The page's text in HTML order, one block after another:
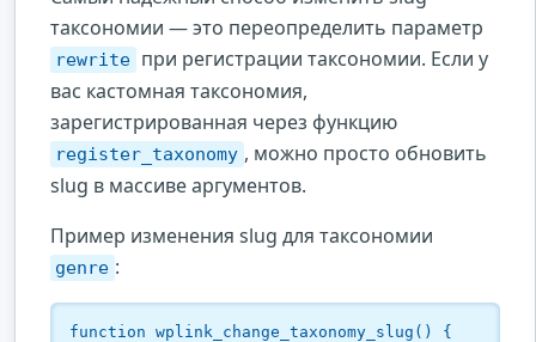
таксономии — это переопределить параметр
rewrite при регистрации таксономии. Если у
вас кастомная таксономия,
зарегистрированная через функцию
register_taxonomy , можно просто обновить
slug в массиве аргументов.
Пример изменения slug для таксономии
genre :
function wplink_change_taxonomy_slug() {